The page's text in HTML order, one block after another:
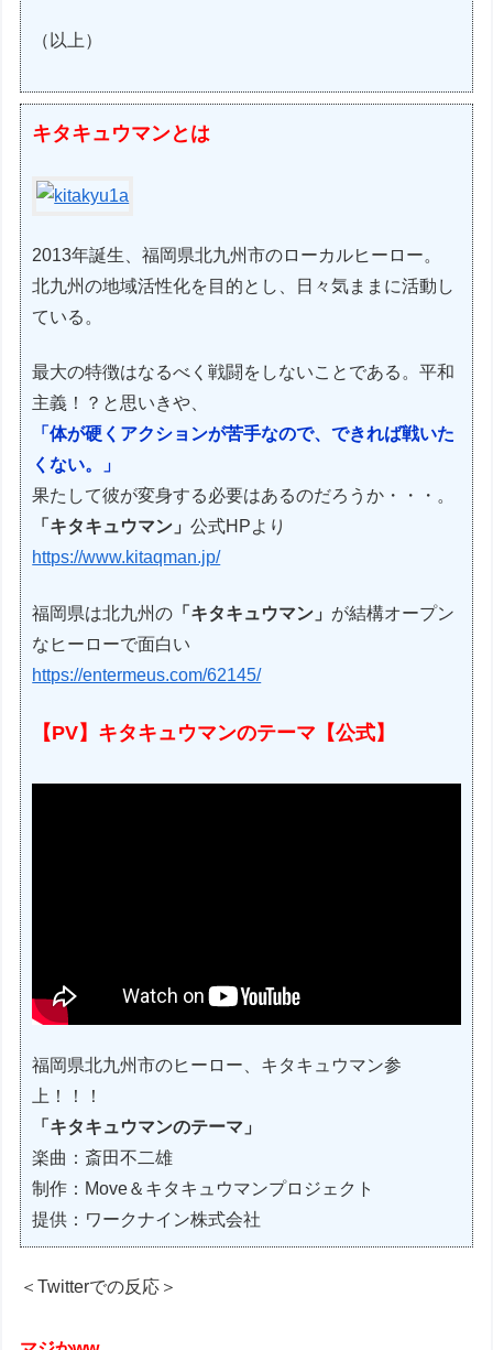
（以上）
キタキュウマンとは
2013年誕生、福岡県北九州市のローカルヒーロー。
北九州の地域活性化を目的とし、日々気ままに活動し
ている。
最大の特徴はなるべく戦闘をしないことである。平和
主義！？と思いきや、
「体が硬くアクションが苦手なので、できれば戦いた
くない。」
果たして彼が変身する必要はあるのだろうか・・・。
「キタキュウマン」公式HPより
https://www.kitaqman.jp/
福岡県は北九州の 「キタキュウマン」 が結構オープン
なヒーローで面白い
https://entermeus.com/62145/
【PV】キタキュウマンのテーマ【公式】
福岡県北九州市のヒーロー、キタキュウマン参
上！！！
「キタキュウマンのテーマ」
楽曲：斎田不二雄
制作：Move＆キタキュウマンプロジェクト
提供：ワークナイン株式会社
＜Twitterでの反応＞